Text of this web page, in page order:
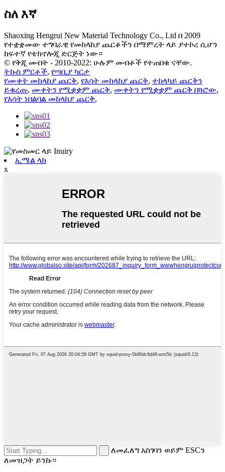
ስለ እኛ
Shaoxing Hengrui New Material Technology Co., Ltd በ 2009
የተቋቋመው ተግባራዊ የመከላከያ ጨርቆችን በማምረት ላይ ያተኮረ ሲሆን
ከፍተኛ የቴክኖሎጂ ድርጅት ነው።
© የቅጂ መብት - 2010-2022: ሁሉም መብቶች የተጠበቁ ናቸው.
ትኩስ ምርቶች, የጣቢያ ካርታ
የሙቀት መከላከያ ጨርቅ, የእሳት መከላከያ ጨርቅ, ተከላካይ ጨርቅን
ይቁረጡ, ሙቀትን የሚቋቋም ጨርቅ, ሙቀትን የሚቋቋም ጨርቅ በጓሮው,
የእሳት ነበልባል መከላከያ ጨርቅ,
ኢሜል ላክ
x
ለመፈለግ አስገባን ወይም ESCን
ለመዝጋት ይንኩ።